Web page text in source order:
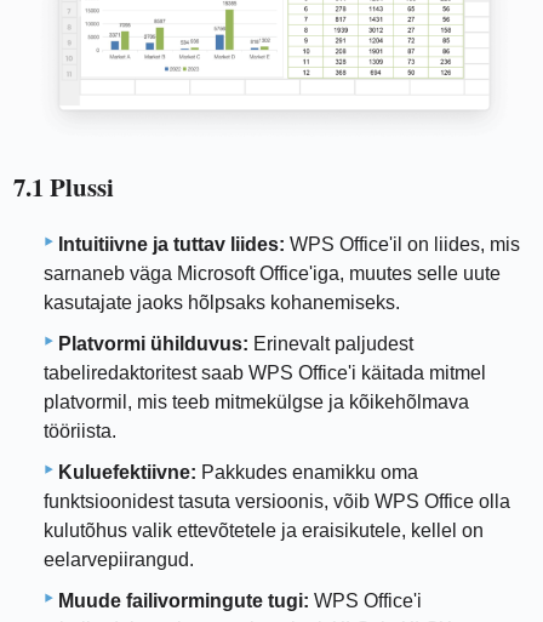
7.1 Plussi
Intuitiivne ja tuttav liides: WPS Office'il on liides, mis
sarnaneb väga Microsoft Office'iga, muutes selle uute
kasutajate jaoks hõlpsaks kohanemiseks.
Platvormi ühilduvus: Erinevalt paljudest
tabeliredaktoritest saab WPS Office'i käitada mitmel
platvormil, mis teeb mitmekülgse ja kõikehõlmava
tööriista.
Kuluefektiivne: Pakkudes enamikku oma
funktsioonidest tasuta versioonis, võib WPS Office olla
kulutõhus valik ettevõtetele ja eraisikutele, kellel on
eelarvepiirangud.
Muude failivormingute tugi: WPS Office'i